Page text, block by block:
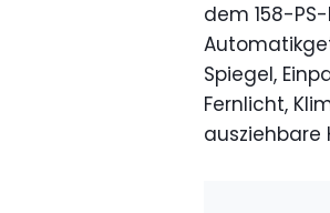
dem 158-
Spiegel,
Fernlicht,
ausziehbare